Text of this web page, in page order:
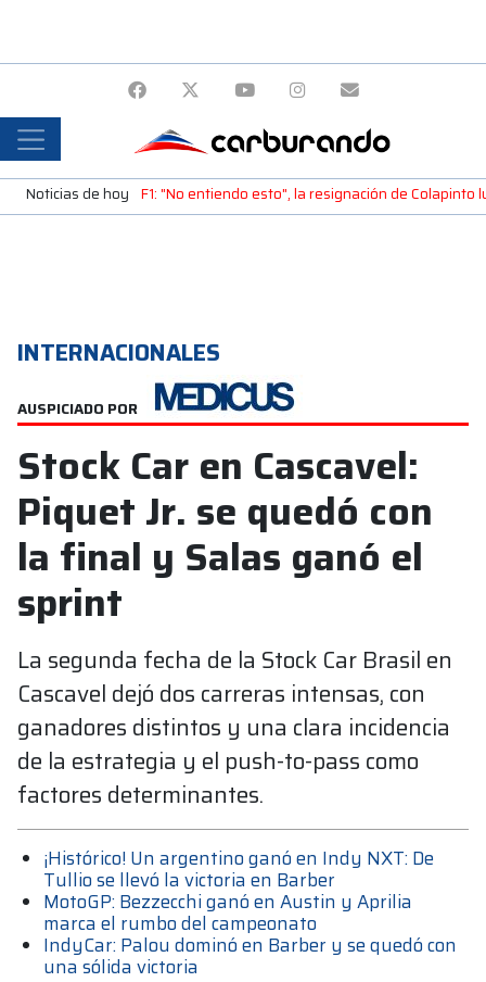
Noticias de hoy F1: "No entiendo esto", la resignación de Colapinto
INTERNACIONALES
AUSPICIADO POR
Stock Car en Cascavel:
Piquet Jr. se quedó con
la final y Salas ganó el
sprint
La segunda fecha de la Stock Car Brasil en
Cascavel dejó dos carreras intensas, con
ganadores distintos y una clara incidencia
de la estrategia y el push-to-pass como
factores determinantes.
¡Histórico! Un argentino ganó en Indy NXT: De
Tullio se llevó la victoria en Barber
MotoGP: Bezzecchi ganó en Austin y Aprilia
marca el rumbo del campeonato
IndyCar: Palou dominó en Barber y se quedó con
una sólida victoria